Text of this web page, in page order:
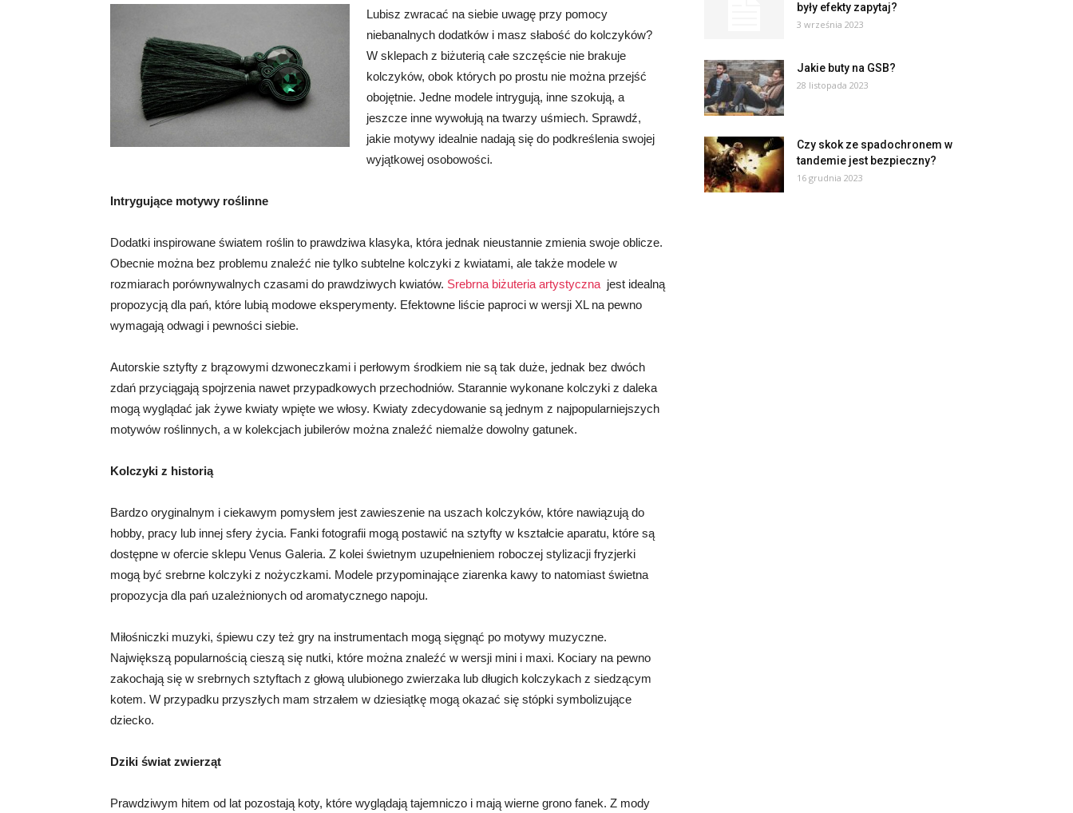
Lubisz zwracać na siebie uwagę przy pomocy
niebanalnych dodatków i masz słabość do kolczyków?
W sklepach z biżuterią całe szczęście nie brakuje
kolczyków, obok których po prostu nie można przejść
obojętnie. Jedne modele intrygują, inne szokują, a
jeszcze inne wywołują na twarzy uśmiech. Sprawdź,
jakie motywy idealnie nadają się do podkreślenia swojej
wyjątkowej osobowości.
Intrygujące motywy roślinne
Dodatki inspirowane światem roślin to prawdziwa klasyka, która jednak nieustannie zmienia swoje oblicze.
Obecnie można bez problemu znaleźć nie tylko subtelne kolczyki z kwiatami, ale także modele w
rozmiarach porównywalnych czasami do prawdziwych kwiatów. Srebrna biżuteria artystyczna jest idealną
propozycją dla pań, które lubią modowe eksperymenty. Efektowne liście paproci w wersji XL na pewno
wymagają odwagi i pewności siebie.
Autorskie sztyfty z brązowymi dzwoneczkami i perłowym środkiem nie są tak duże, jednak bez dwóch
zdań przyciągają spojrzenia nawet przypadkowych przechodniów. Starannie wykonane kolczyki z daleka
mogą wyglądać jak żywe kwiaty wpięte we włosy. Kwiaty zdecydowanie są jednym z najpopularniejszych
motywów roślinnych, a w kolekcjach jubilerów można znaleźć niemalże dowolny gatunek.
Kolczyki z historią
Bardzo oryginalnym i ciekawym pomysłem jest zawieszenie na uszach kolczyków, które nawiązują do
hobby, pracy lub innej sfery życia. Fanki fotografii mogą postawić na sztyfty w kształcie aparatu, które są
dostępne w ofercie sklepu Venus Galeria. Z kolei świetnym uzupełnieniem roboczej stylizacji fryzjerki
mogą być srebrne kolczyki z nożyczkami. Modele przypominające ziarenka kawy to natomiast świetna
propozycja dla pań uzależnionych od aromatycznego napoju.
Miłośniczki muzyki, śpiewu czy też gry na instrumentach mogą sięgnąć po motywy muzyczne.
Największą popularnością cieszą się nutki, które można znaleźć w wersji mini i maxi. Kociary na pewno
zakochają się w srebrnych sztyftach z głową ulubionego zwierzaka lub długich kolczykach z siedzącym
kotem. W przypadku przyszłych mam strzałem w dziesiątkę mogą okazać się stópki symbolizujące
dziecko.
Dziki świat zwierząt
Prawdziwym hitem od lat pozostają koty, które wyglądają tajemniczo i mają wierne grono fanek. Z mody
były efekty zapytaj?
3 września 2023
Jakie buty na GSB?
28 listopada 2023
Czy skok ze spadochronem w
tandemie jest bezpieczny?
16 grudnia 2023